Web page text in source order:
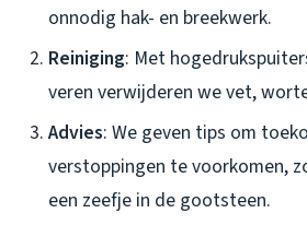
onnodig hak- en breekwerk.
Reiniging: Met
veren verwijderen we vet,
Advies: We geven tips om
verstoppingen te voorkomen,
een zeefje in de gootsteen.